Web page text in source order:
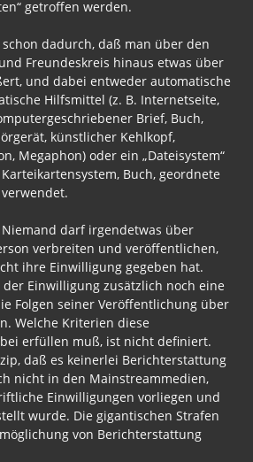
getroffen werden.
dadurch, daß man über den
Freundeskreis hinaus etwas über
und dabei entweder automatische
Hilfsmittel (z. B. Internetseite,
Brief, Buch,
künstlicher Kehlkopf,
Megaphon) oder ein „Dateisystem“
Buch, geordnete
darf irgendetwas über
verbreiten und veröffentlichen,
ihre Einwilligung gegeben hat.
Einwilligung zusätzlich noch eine
Folgen seiner Veröffentlichung über
Welche Kriterien diese
erfüllen muß, ist nicht definiert.
daß es keinerlei Berichterstattung
nicht in den Mainstreammedien,
Einwilligungen vorliegen und
wurde. Die gigantischen Strafen
von Berichterstattung